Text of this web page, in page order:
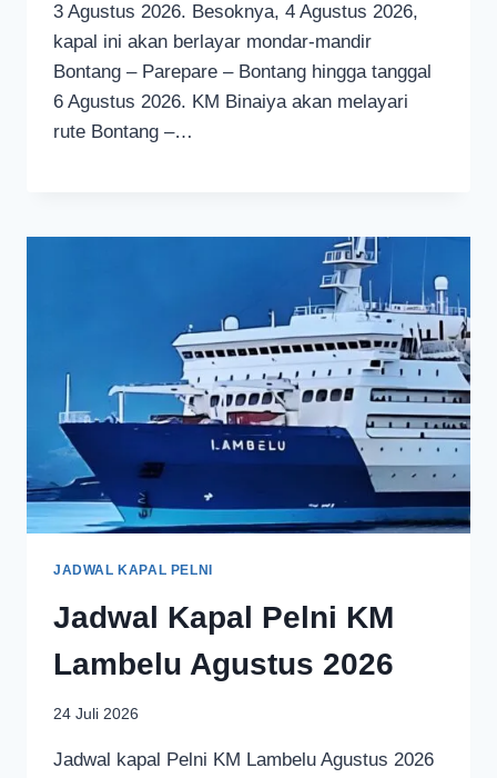
3 Agustus 2026. Besoknya, 4 Agustus 2026,
kapal ini akan berlayar mondar-mandir
Bontang – Parepare – Bontang hingga tanggal
6 Agustus 2026. KM Binaiya akan melayari
rute Bontang –…
JADWAL KAPAL PELNI
Jadwal Kapal Pelni KM
Lambelu Agustus 2026
24 Juli 2026
Jadwal kapal Pelni KM Lambelu Agustus 2026